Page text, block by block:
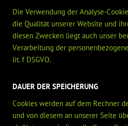
Die Verwendung der Analyse-
die Qualität unserer Website und
diesen Zwecken liegt auch unser
Verarbeitung der
lit. f DSGVO.
DAUER DER SPEICHERUNG
Cookies werden auf dem Rechner
und von diesem an unserer Seite